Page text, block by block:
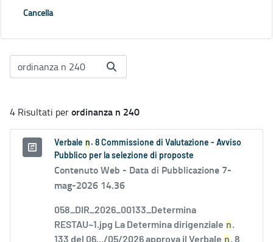
Cancella
4 Risultati perordinanza n 240
Verbale n . 8 Commissione di Valutazione - Avviso
Pubblico per la selezione di proposte
Contenuto Web - Data di Pubblicazione 7-
mag-2026 14.36
058_DIR_2026_00133_Determina
RESTAU~1.jpg La Determina dirigenziale n.
133 del 06.../05/2026 approva il Verbale n. 8